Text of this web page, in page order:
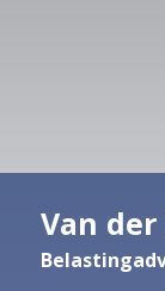
Van